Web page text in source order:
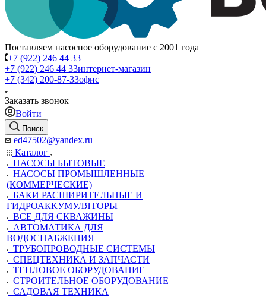
Поставляем насосное оборудование с 2001 года
+7 (922) 246 44 33
+7 (922) 246 44 33интернет-магазин
+7 (342) 200-87-33офис
Заказать звонок
Войти
Поиск
ed47502@yandex.ru
Каталог
НАСОСЫ БЫТОВЫЕ
НАСОСЫ ПРОМЫШЛЕННЫЕ
(КОММЕРЧЕСКИЕ)
БАКИ РАСШИРИТЕЛЬНЫЕ И
ГИДРОАККУМУЛЯТОРЫ
ВСЕ ДЛЯ СКВАЖИНЫ
АВТОМАТИКА ДЛЯ
ВОДОСНАБЖЕНИЯ
ТРУБОПРОВОДНЫЕ СИСТЕМЫ
СПЕЦТЕХНИКА И ЗАПЧАСТИ
ТЕПЛОВОЕ ОБОРУДОВАНИЕ
СТРОИТЕЛЬНОЕ ОБОРУДОВАНИЕ
САДОВАЯ ТЕХНИКА